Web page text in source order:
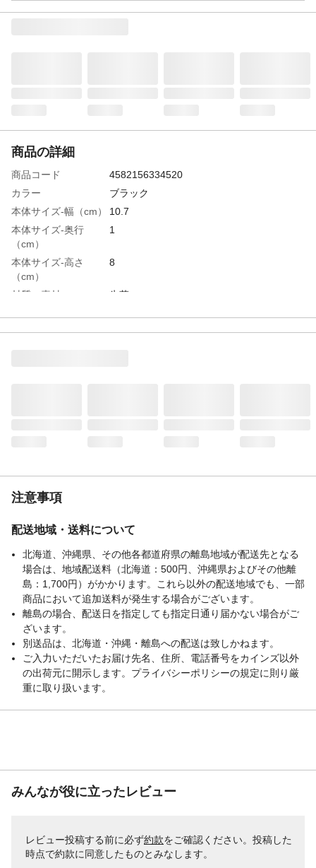
商品の詳細
商品コード
4582156334520
カラー
ブラック
本体サイズ-幅（cm）
10.7
本体サイズ-奥行
（cm）
1
本体サイズ-高さ
（cm）
8
材質・素材
牛革
注意事項
配送地域・送料について
北海道、沖縄県、その他各都道府県の離島地域が配送先となる
場合は、地域配送料（北海道：500円、沖縄県およびその他離
島：1,700円）がかかります。これら以外の配送地域でも、一部
商品において追加送料が発生する場合がございます。
離島の場合、配送日を指定しても指定日通り届かない場合がご
ざいます。
別送品は、北海道・沖縄・離島への配送は致しかねます。
ご入力いただいたお届け先名、住所、電話番号をカインズ以外
の出荷元に開示します。プライバシーポリシーの規定に則り厳
重に取り扱います。
みんなが役に立ったレビュー
レビュー投稿する前に必ず約款をご確認ください。投稿した
時点で約款に同意したものとみなします。